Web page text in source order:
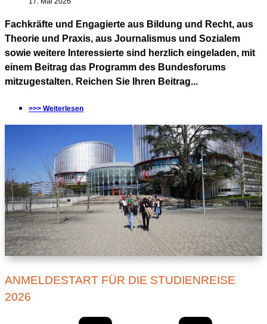
Fachkräfte und Engagierte aus Bildung und Recht, aus
Theorie und Praxis, aus Journalismus und Sozialem
sowie weitere Interessierte sind herzlich eingeladen, mit
einem Beitrag das Programm des Bundesforums
mitzugestalten. Reichen Sie Ihren Beitrag...
>>> Weiterlesen
ANMELDESTART FÜR DIE STUDIENREISE
2026